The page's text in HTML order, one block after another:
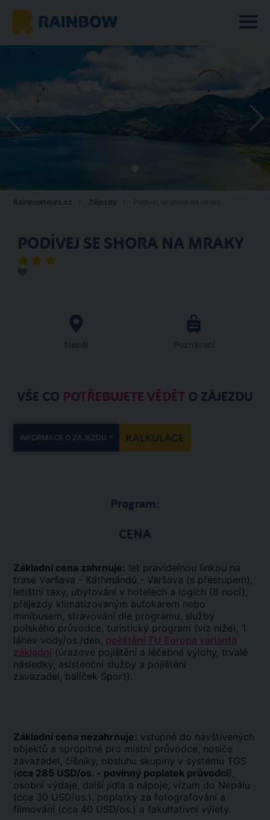
Rainbowtours.cz Zájezdy
PODÍVEJ SE SHORA NA MRAKY
Nepál Poznávací
VŠE CO POTŘEBUJETE VĚDĚT O ZÁJEZDU
INFORMACE O ZÁJEZDU KALKULACE
Program:
CENA
Základní cena zahrnuje: let pravidelnou linkou na
trase Varšava - Káthmándú - Varšava (s přestupem),
letištní taxy, ubytování v hotelech a logích (8 nocí),
přejezdy klimatizovaným autokarem nebo
minibusem, stravování dle programu, služby
polského průvodce, turistický program (viz níže), 1
láhev vody/os./den, pojištění TU Europa varianta
základní (úrazové pojištění a léčebné výlohy, trvalé
následky, asistenční služby a pojištění
zavazadel, balíček Sport).
Základní cena nezahrnuje: vstupné do navštívených
objektů a spropitné pro místní průvodce, nosiče
zavazadel, číšníky, obsluhu skupiny v systému TGS
(cca 285 USD/os. - povinný poplatek průvodci),
osobní výdaje, další jídla a nápoje, vízum do Nepálu
(cca 30 USD/os.), poplatky za fotografování a
filmování (cca 40 USD/os.) a fakultativní výlety.